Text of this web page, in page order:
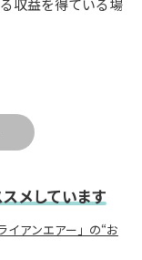
収益を得ている場
メしています
イアンエアー」の“お